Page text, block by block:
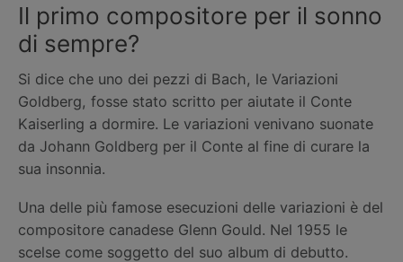
Il primo compositore per il sonno
di sempre?
Si dice che uno dei pezzi di Bach, le Variazioni
Goldberg, fosse stato scritto per aiutate il Conte
Kaiserling a dormire. Le variazioni venivano suonate
da Johann Goldberg per il Conte al fine di curare la
sua insonnia.
Una delle più famose esecuzioni delle variazioni è del
compositore canadese Glenn Gould. Nel 1955 le
scelse come soggetto del suo album di debutto.